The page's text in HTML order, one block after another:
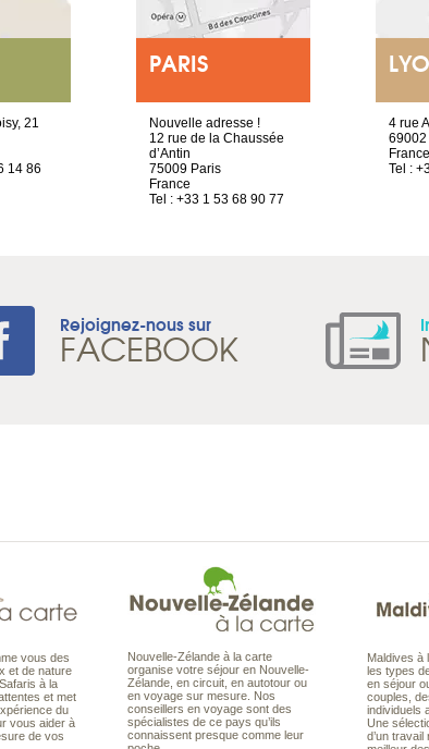
21
14 86
PARIS
Nouvelle adresse !
12 rue de la Chaussée
d’Antin
75009 Paris
France
Tel : +33 1 53 68 90 77
4 rue
69002
France
Tel :
Rejoignez-nous sur
FACEBOOK
vous des
et de nature
à la
et met
du
vous aider à
de vos
Nouvelle-Zélande à la carte
organise votre séjour en Nouvelle-
Zélande, en circuit, en autotour ou
en voyage sur mesure. Nos
conseillers en voyage sont des
spécialistes de ce pays qu’ils
connaissent presque comme leur
Maldives à
les types
en séjour
couples,
individuels
Une
d’un